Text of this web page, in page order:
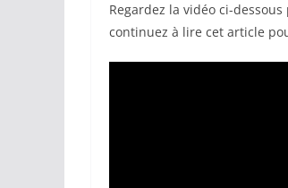
Regardez la vidéo ci-
continuez à lire cet article